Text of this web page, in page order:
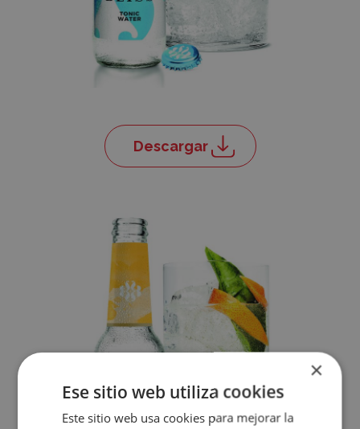
Accece
Descargar
×
Ese sitio web utiliza cookies
Este sitio web usa cookies para mejorar la